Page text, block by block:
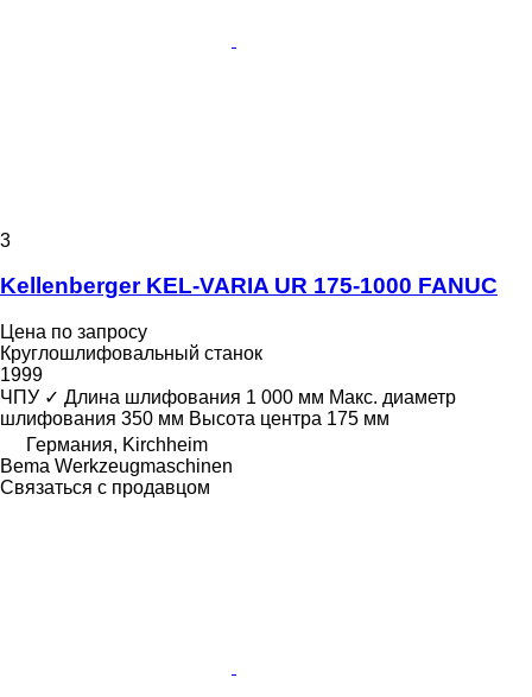
3
Kellenberger KEL-VARIA UR 175-1000 FANUC
Цена по запросу
Круглошлифовальный станок
1999
ЧПУ ✓ Длина шлифования 1 000 мм Макс. диаметр
шлифования 350 мм Высота центра 175 мм
Германия, Kirchheim
Bema Werkzeugmaschinen
Связаться с продавцом